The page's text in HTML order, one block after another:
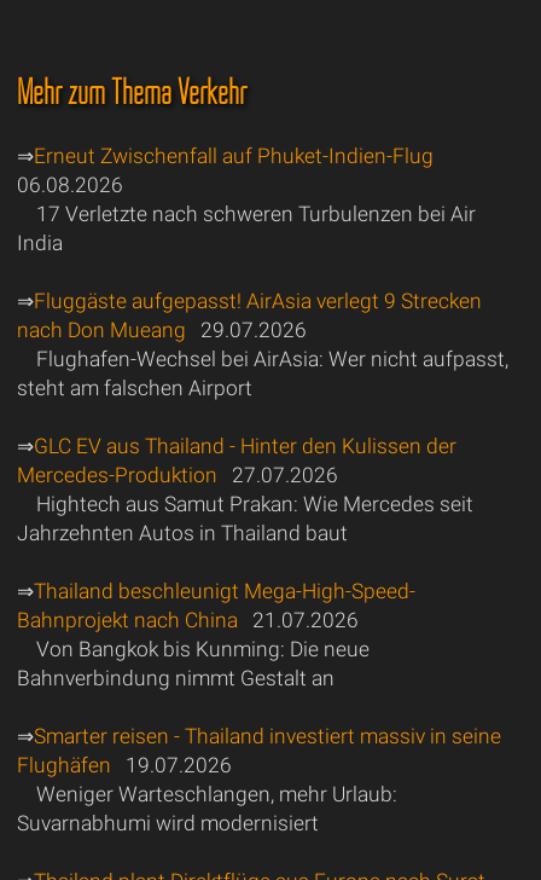
Mehr zum Thema Verkehr
⇒Erneut Zwischenfall auf Phuket-Indien-Flug
06.08.2026
17 Verletzte nach schweren Turbulenzen bei Air
India
⇒Fluggäste aufgepasst! AirAsia verlegt 9 Strecken
nach Don Mueang 29.07.2026
Flughafen-Wechsel bei AirAsia: Wer nicht aufpasst,
steht am falschen Airport
⇒GLC EV aus Thailand - Hinter den Kulissen der
Mercedes-Produktion 27.07.2026
Hightech aus Samut Prakan: Wie Mercedes seit
Jahrzehnten Autos in Thailand baut
⇒Thailand beschleunigt Mega-High-Speed-
Bahnprojekt nach China 21.07.2026
Von Bangkok bis Kunming: Die neue
Bahnverbindung nimmt Gestalt an
⇒Smarter reisen - Thailand investiert massiv in seine
Flughäfen 19.07.2026
Weniger Warteschlangen, mehr Urlaub:
Suvarnabhumi wird modernisiert